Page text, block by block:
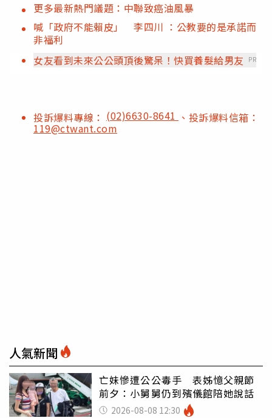
更多最新熱門議題：中聯致癌油風暴
喊「政府不能賴皮」 李四川 ：公教要的是承諾而
非福利
女友看到未來公公頭頂後驚呆！快買養髮給男友
PR
投訴爆料專線： (02)6630-8641 、投訴爆料信箱：
119@ctwant.com
人氣新聞
亡妹慘遭公公毒手 表姊憶父親節
前夕：小舅舅仍到殯儀館陪她說話
2026-08-08 12:30